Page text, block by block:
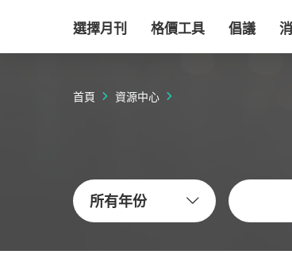
選擇月刊 格價工具 倡議
首頁 資源中心
所有年份
關鍵字